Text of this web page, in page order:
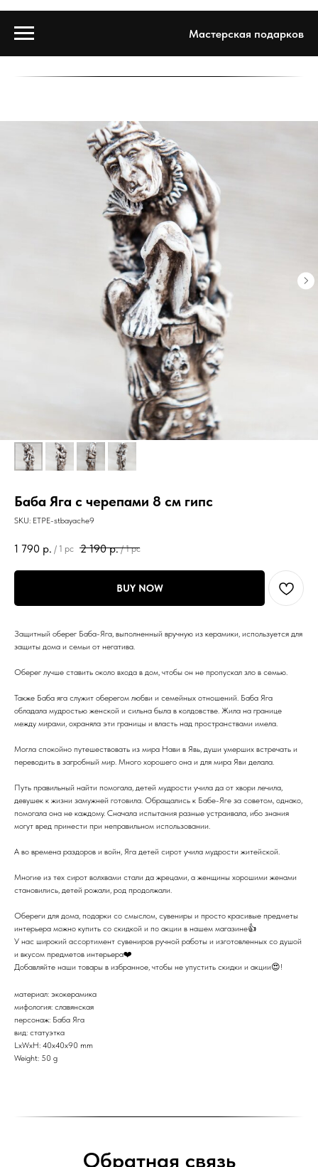
Мастерская подарков
Баба Яга с черепами 8 см гипс
SKU: ETPE-stbayache9
1 790 р. / 1 pc 2 190 р. / 1 pc
BUY NOW
Защитный оберег Баба-Яга, выполненный вручную из керамики, используется для
защиты дома и семьи от негатива.
Оберег лучше ставить около входа в дом, чтобы он не пропускал зло в семью.
Также Баба яга служит оберегом любви и семейных отношений. Баба Яга
обладала мудростью женской и сильна была в колдовстве. Жила на границе
между мирами, охраняла эти границы и власть над пространствами имела.
Могла спокойно путешествовать из мира Нави в Явь, души умерших встречать и
переводить в загробный мир. Много хорошего она и для мира Яви делала.
Путь правильный найти помогала, детей мудрости учила да от хвори лечила,
девушек к жизни замужней готовила. Обращались к Бабе-Яге за советом, однако,
помогала она не каждому. Сначала испытания разные устраивала, ибо знания
могут вред принести при неправильном использовании.
А во времена раздоров и войн, Яга детей сирот учила мудрости житейской.
Многие из тех сирот волхвами стали да жрецами, а женщины хорошими женами
становились, детей рожали, род продолжали.
Обереги для дома, подарки со смыслом, сувениры и просто красивые предметы
интерьера можно купить со скидкой и по акции в нашем магазине👍
У нас широкий ассортимент сувениров ручной работы и изготовленных со душой
и вкусом предметов интерьера❤️
Добавляйте наши товары в избранное, чтобы не упустить скидки и акции😍!
материал: экокерамика
мифология: славянская
персонаж: Баба Яга
вид: статуэтка
LxWxH: 40x40x90 mm
Weight: 50 g
Обратная связь